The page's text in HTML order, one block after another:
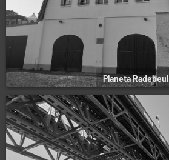
Planeta Radebeul